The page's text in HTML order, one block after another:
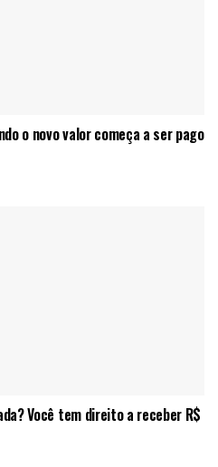
o novo valor começa a ser pago
Você tem direito a receber R$